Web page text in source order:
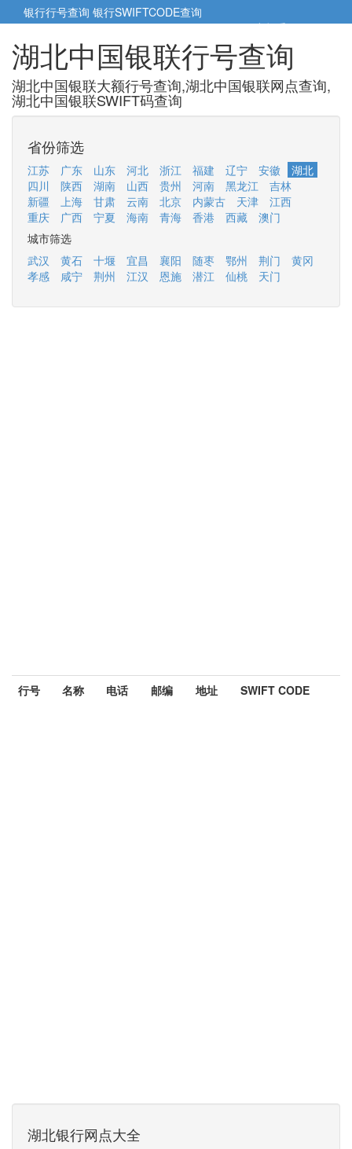
银行行号查询 银行SWIFTCODE查询
5cm小帮手5cm.cn
湖北中国银联行号查询
湖北中国银联大额行号查询,湖北中国银联网点查询,
湖北中国银联SWIFT码查询
省份筛选
江苏 广东 山东 河北 浙江 福建 辽宁 安徽
湖北
四川
陕西 湖南 山西 贵州 河南 黑龙江
吉林
新疆
上海 甘肃 云南 北京 内蒙古 天津
江西
重庆
广西 宁夏 海南 青海 香港 西藏
澳门
城市筛选
武汉
黄石 十堰 宜昌 襄阳 随枣 鄂州 荆门
黄冈
孝感
咸宁 荆州 江汉 恩施 潜江 仙桃 天门
行号 名称 电话 邮编 地址 SWIFT CODE
湖北银行网点大全